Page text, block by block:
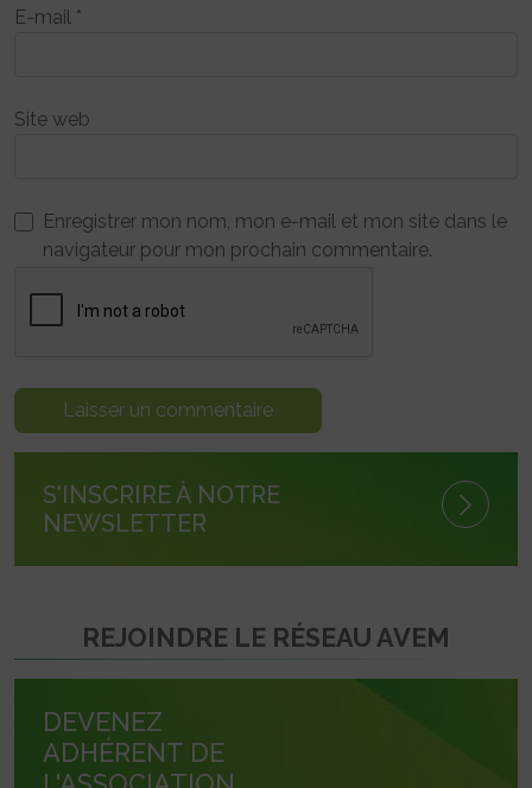
E-mail *
Site web
Enregistrer mon nom, mon e-mail et mon site dans le
navigateur pour mon prochain commentaire.
S'INSCRIRE À NOTRE
NEWSLETTER
REJOINDRE LE RÉSEAU AVEM
DEVENEZ
ADHÉRENT DE